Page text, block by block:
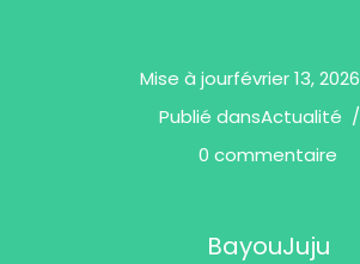
Mise à jourfévrier 13, 2026
Publié dansActualité
0 commentaire
BayouJuju